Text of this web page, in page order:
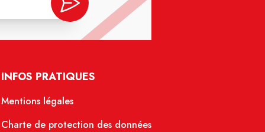
INFOS PRATIQUES
Mentions légales
Charte de protection des données